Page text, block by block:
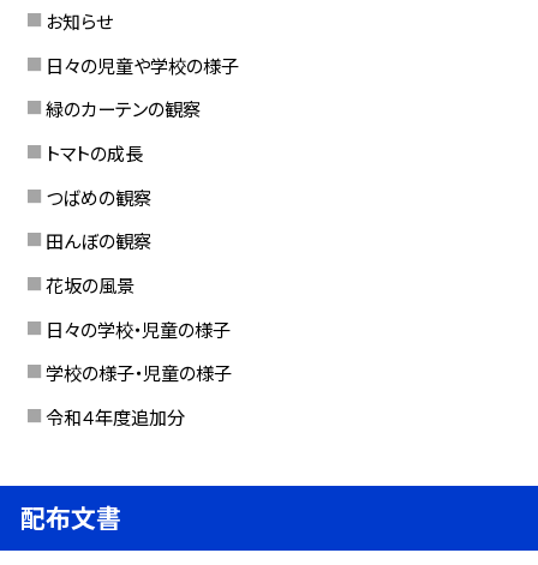
お知らせ
日々の児童や学校の様子
緑のカーテンの観察
トマトの成長
つばめの観察
田んぼの観察
花坂の風景
日々の学校・児童の様子
学校の様子・児童の様子
令和４年度追加分
配布文書